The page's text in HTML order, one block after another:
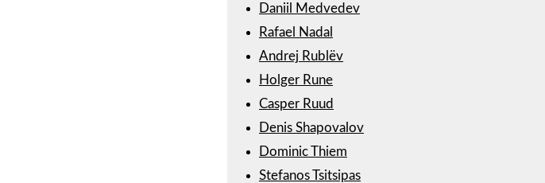
Daniil Medvedev
Rafael Nadal
Andrej Rublëv
Holger Rune
Casper Ruud
Denis Shapovalov
Dominic Thiem
Stefanos Tsitsipas